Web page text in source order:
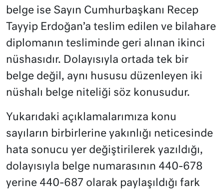
belge ise Sayın Cumhurbaşkanı Recep
Tayyip Erdoğan’a teslim edilen ve bilahare
diplomanın tesliminde geri alınan ikinci
nüshasıdır. Dolayısıyla ortada tek bir
belge değil, aynı hususu düzenleyen iki
nüshalı belge niteliği söz konusudur.
Yukarıdaki açıklamalarımıza konu
sayıların birbirlerine yakınlığı neticesinde
hata sonucu yer değiştirilerek yazıldığı,
dolayısıyla belge numarasının 440-678
yerine 440-687 olarak paylaşıldığı fark